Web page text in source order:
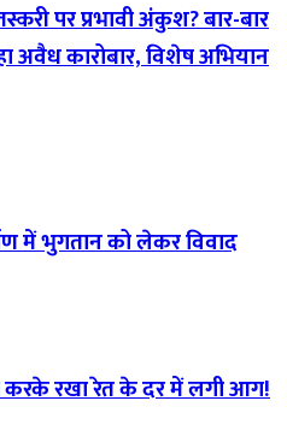
पर प्रभावी अंकुश? बार-बार
अवैध कारोबार, विशेष अभियान
में भुगतान को लेकर विवाद
करके रखा रेत के दर में लगी आग!